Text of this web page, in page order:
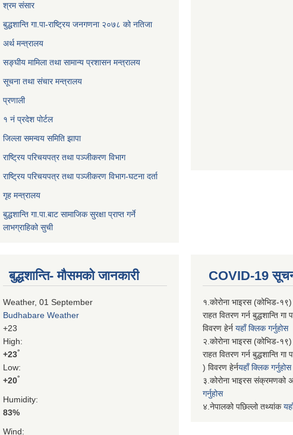
श्रम संसार
बुद्धशान्ति गा.पा-राष्ट्रिय जनगणना २०७८ को नतिजा
अर्थ मन्त्रालय
सङ्‍घीय मामिला तथा सामान्य प्रशासन मन्त्रालय
सूचना तथा संचार मन्त्रालय
प्रणाली
१ नं प्रदेश पोर्टल
जिल्ला समन्वय समिति झापा
राष्ट्रिय परिचयपत्र तथा पञ्जीकरण विभाग
राष्ट्रिय परिचयपत्र तथा पञ्जीकरण विभाग-घटना दर्ता
गृह मन्त्रालय
बुद्धशान्ति गा.पा.बाट सामाजिक सुरक्षा प्राप्त गर्ने
लाभग्राहिको सुची
बुद्धशान्ति- मौसमको जानकारी
Weather, 01 September
Budhabare Weather
+23
High:
+23°
Low:
+20°
Humidity:
83%
Wind:
COVID-19
१.कोरोना भाइरस (कोभिड-
राहत वितरण गर्न बुद्धशान्ति गा
विवरण हेर्न यहाँ क्लिक गर्नुहोस
२.कोरोना भाइरस (कोभिड-
राहत वितरण गर्न बुद्धशान्ति गा
) विवरण हेर्नयहाँ क्लिक गर्नुहोस
३.कोरोना भाइरस संक्रमणको
गर्नुहोस
४.नेपालको पछिल्लो तथ्यांक